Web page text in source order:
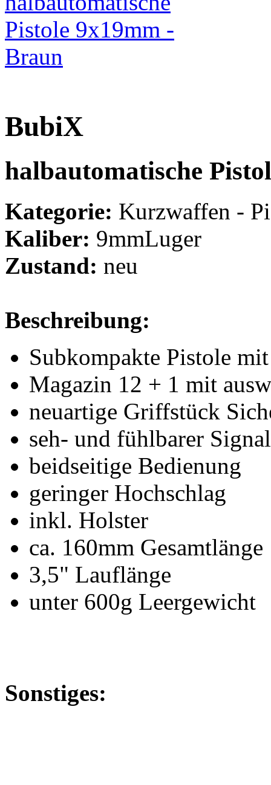
BubiX
halbautomatische
Kategorie: Kurzwaffen -
Kaliber: 9mmLuger
Zustand: neu
Beschreibung:
Subkompakte Pistole
Magazin 12 + 1 mit
neuartige Griffstück
seh- und fühlbarer
beidseitige Bedienung
geringer Hochschlag
inkl. Holster
ca. 160mm Gesamtlänge
3,5" Lauflänge
unter 600g Leergewicht
Sonstiges: